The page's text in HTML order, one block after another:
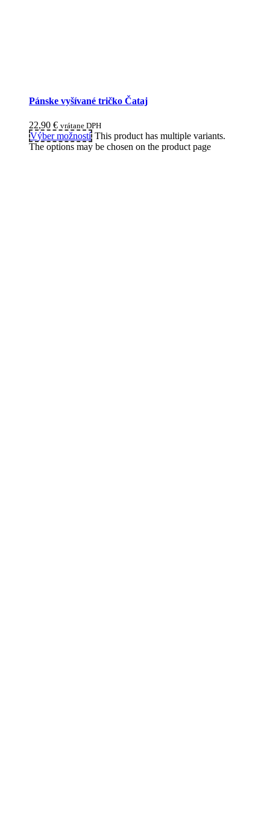
Pánske vyšívané tričko Čataj
22,90 € vrátane DPH
Výber možností This product has multiple variants.
The options may be chosen on the product page